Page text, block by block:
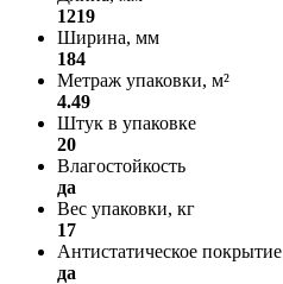
1219
Ширина, мм
184
Метраж упаковки, м²
4.49
Штук в упаковке
20
Влагостойкость
да
Вес упаковки, кг
17
Антистатическое покрытие
да